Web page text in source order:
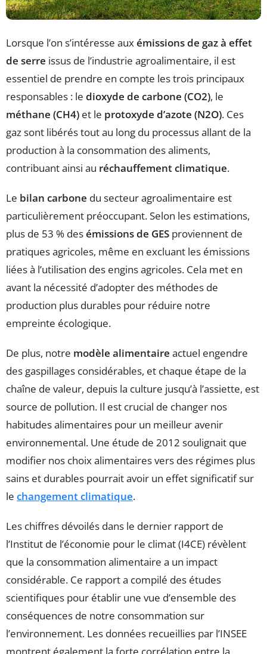
Lorsque l’on s’intéresse auxémissions de gaz à effet
de serre issus de l’industrie agroalimentaire, il est
essentiel de prendre en compte les trois principaux
responsables : le dioxyde de carbone (CO2), le
méthane (CH4) et le protoxyde d’azote (N2O). Ces
gaz sont libérés tout au long du processus allant de la
production à la consommation des aliments,
contribuant ainsi au réchauffement climatique.
Le bilan carbone du secteur agroalimentaire est
particulièrement préoccupant. Selon les estimations,
plus de 53 % desémissions de GES proviennent de
pratiques agricoles, même en excluant les émissions
liées à l’utilisation des engins agricoles. Cela met en
avant la nécessité d’adopter des méthodes de
production plus durables pour réduire notre
empreinte écologique.
De plus, notre modèle alimentaire actuel engendre
des gaspillages considérables, et chaque étape de la
chaîne de valeur, depuis la culture jusqu’à l’assiette, est
source de pollution. Il est crucial de changer nos
habitudes alimentaires pour un meilleur avenir
environnemental. Une étude de 2012 soulignait que
modifier nos choix alimentaires vers des régimes plus
sains et durables pourrait avoir un effet significatif sur
le changement climatique.
Les chiffres dévoilés dans le dernier rapport de
l’Institut de l’économie pour le climat (I4CE) révèlent
que la consommation alimentaire a un impact
considérable. Ce rapport a compilé des études
scientifiques pour établir une vue d’ensemble des
conséquences de notre consommation sur
l’environnement. Les données recueillies par l’INSEE
montrent également la forte corrélation entre la